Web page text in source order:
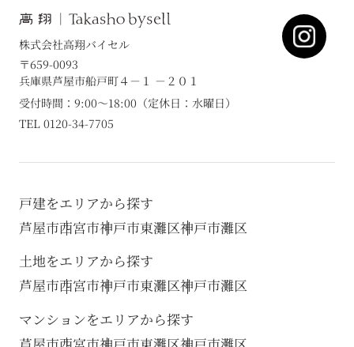
株式会社高翔バイセル
〒659-0093
兵庫県芦屋市船戸町４－１ －２０１
受付時間：9:00～18:00（定休日：水曜日）
TEL 0120-34-7705
戸建をエリアから探す
芦屋市西宮市神戸市東灘区神戸市灘区
土地をエリアから探す
芦屋市西宮市神戸市東灘区神戸市灘区
マンションをエリアから探す